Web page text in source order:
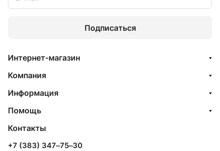
Подписаться
Интернет-магазин
Компания
Информация
Помощь
Контакты
+7 (383) 347‒75‒30